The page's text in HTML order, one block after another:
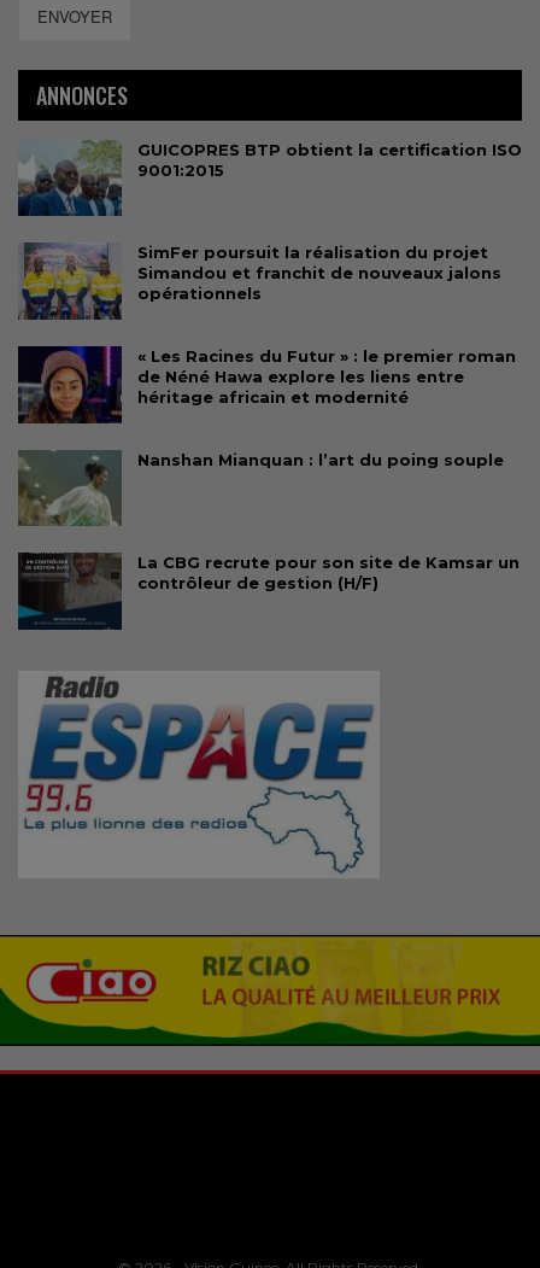
ENVOYER
ANNONCES
GUICOPRES BTP obtient la certification ISO
9001:2015
SimFer poursuit la réalisation du projet
Simandou et franchit de nouveaux jalons
opérationnels
« Les Racines du Futur » : le premier roman
de Néné Hawa explore les liens entre
héritage africain et modernité
Nanshan Mianquan : l’art du poing souple
La CBG recrute pour son site de Kamsar un
contrôleur de gestion (H/F)